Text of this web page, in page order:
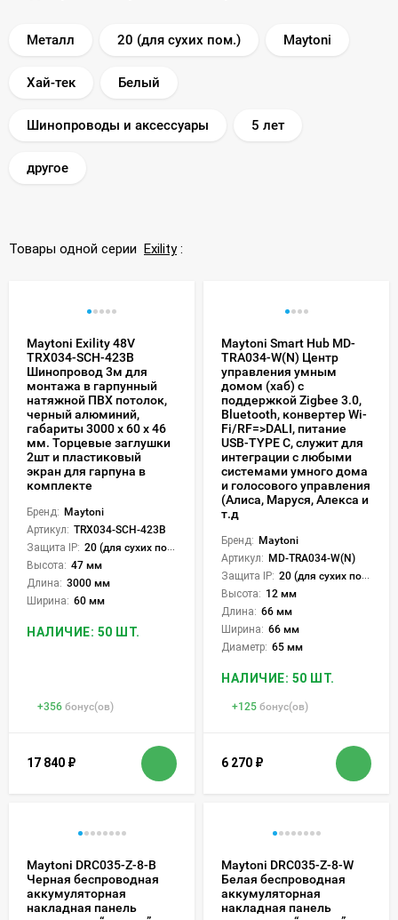
Металл 20 (для сухих пом.) Maytoni
Хай-тек Белый
Шинопроводы и аксессуары 5 лет
другое
Товары одной серии Exility:
Maytoni Exility 48V
TRX034-SCH-423B
Шинопровод 3м для
монтажа в гарпунный
натяжной ПВХ потолок,
черный алюминий,
габариты 3000 x 60 x 46
мм. Торцевые заглушки
2шт и пластиковый
экран для гарпуна в
комплекте
Бренд: Maytoni
Артикул: TRX034-SCH-423B
Защита IP: 20 (для сухих пом.)
Высота: 47 мм
Длина: 3000 мм
Ширина: 60 мм
НАЛИЧИЕ: 50 ШТ.
+356 бонус(ов)
17 840 ₽
Maytoni Smart Hub MD-
TRA034-W(N) Центр
управления умным
домом (хаб) с
поддержкой Zigbee 3.0,
Bluetooth, конвертер Wi-
Fi/RF=>DALI, питание
USB-TYPE C, служит для
интеграции с любыми
системами умного дома
и голосового управления
(Алиса, Маруся, Алекса и
т.д
Бренд: Maytoni
Артикул: MD-TRA034-W(N)
Защита IP: 20 (для сухих пом.)
Высота: 12 мм
Длина: 66 мм
Ширина: 66 мм
Диаметр: 65 мм
НАЛИЧИЕ: 50 ШТ.
+125 бонус(ов)
6 270 ₽
Maytoni DRC035-Z-8-B
Черная беспроводная
аккумуляторная
накладная панель
Maytoni DRC035-Z-8-W
Белая беспроводная
аккумуляторная
накладная панель